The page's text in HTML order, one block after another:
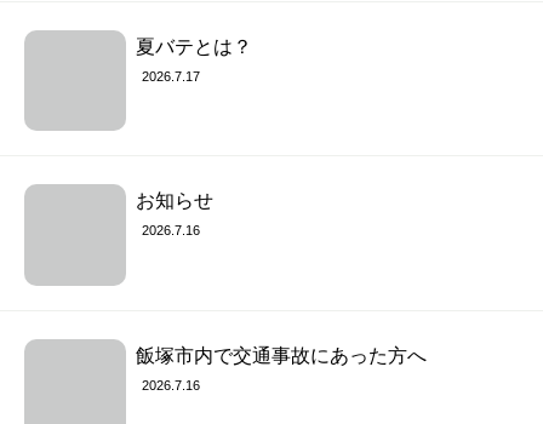
夏バテとは？
2026.7.17
お知らせ
2026.7.16
飯塚市内で交通事故にあった方へ
2026.7.16